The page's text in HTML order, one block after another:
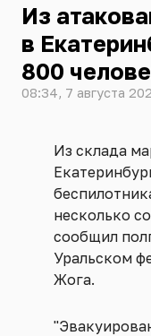
Из
в
800
08:34, 7 августа
Из склада
несколько
сообщил
Уральском
Жога.